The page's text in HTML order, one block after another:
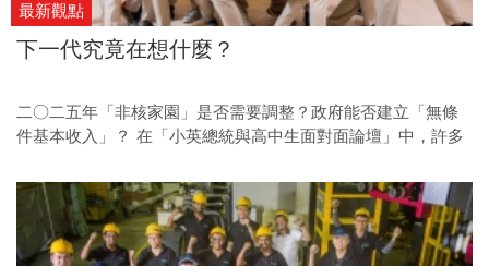
最新觀點
下一代究竟在想什麼？
二○二五年「非核家園」是否需要調整？政府能否建立「無條
件基本收入」？ 在「小英總統與高中生面對面論壇」中，許多
進一步思考討論的價值。